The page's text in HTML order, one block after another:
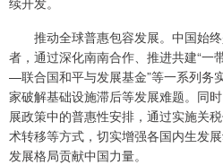
推动全球普惠包容发展。中国始终
者，通过深化南南合作、推进共建“一
—联合国和平与发展基金”等一系列务
家破解基础设施滞后等发展难题。同
展政策中的普惠性安排，通过实施关
术转移等方式，切实增强各国内生发
发展格局贡献中国力量。